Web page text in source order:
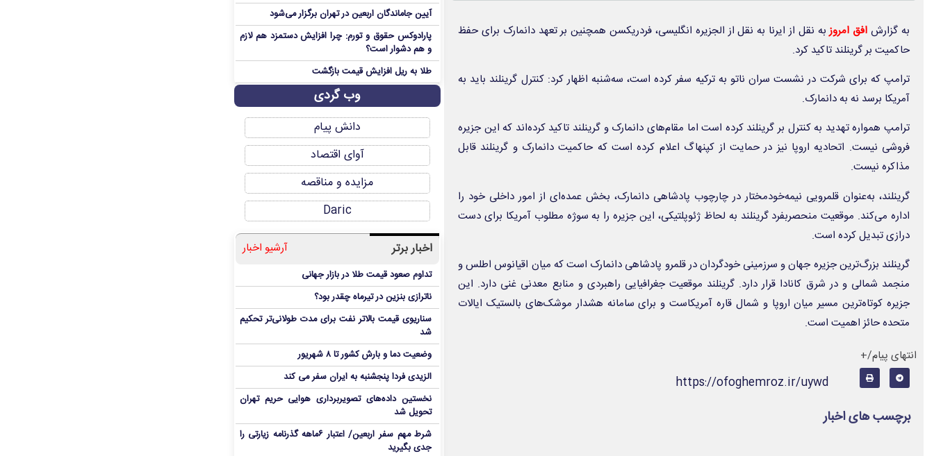
به گزارش افق امروزبه نقل از ایرنا به نقل از الجزیره انگلیسی، فردریکسن همچنین بر تعهد دانمارک برای حفظ
حاکمیت بر گرینلند تاکید کرد.
ترامپ که برای شرکت در نشست سران ناتو به ترکیه سفر کرده است، سه‌شنبه اظهار کرد: کنترل گرینلند باید به
آمریکا برسد نه به دانمارک.
ترامپ همواره تهدید به کنترل بر گرینلند کرده است اما مقام‌های دانمارک و گرینلند تاکید کرده‌اند که این جزیره
فروشی نیست. اتحادیه اروپا نیز در حمایت از کپنهاگ اعلام کرده است که حاکمیت دانمارک و گرینلند قابل
مذاکره نیست.
گرینلند، به‌عنوان قلمرویی نیمه‌خودمختار در چارچوب پادشاهی دانمارک، بخش عمده‌ای از امور داخلی خود را
اداره می‌کند. موقعیت منحصربفرد گرینلند به لحاظ ژئوپلتیکی، این جزیره را به سوژه مطلوب آمریکا برای دست
درازی تبدیل کرده است.
گرینلند بزرگ‌ترین جزیره جهان و سرزمینی خودگردان در قلمرو پادشاهی دانمارک است که میان اقیانوس اطلس و
منجمد شمالی و در شرق کانادا قرار دارد. گرینلند موقعیت جغرافیایی راهبردی و منابع معدنی غنی دارد. این
جزیره کوتاه‌ترین مسیر میان اروپا و شمال قاره آمریکاست و برای سامانه هشدار موشک‌های بالستیک ایالات
متحده حائز اهمیت است.
انتهای پیام/+
https://ofoghemroz.ir/uywd
برچسب های اخبار
آیین جاماندگان اربعین در تهران برگزار می‌شود
پارادوکس حقوق و تورم: چرا افزایش دستمزد هم لازم
و هم دشوار است؟
طلا به ریل افزایش قیمت بازگشت
وب گردی
دانش پیام
آوای اقتصاد
مزایده و مناقصه
Daric
اخبار برتر آرشیو اخبار
تداوم صعود قیمت طلا در بازار جهانی
ناترازی بنزین در تیرماه چقدر بود؟
سناریوی قیمت بالاتر نفت برای مدت طولانی‌تر تحکیم
شد
وضعیت دما و بارش کشور تا ۸ شهریور
الزیدی فردا پنجشنبه به ایران سفر می کند
نخستین داده‌های تصویربرداری هوایی حریم تهران
تحویل شد
شرط مهم سفر اربعین/ اعتبار ۶ماهه گذرنامه زیارتی را
جدی بگیرید